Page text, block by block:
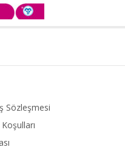
Sözleşmesi